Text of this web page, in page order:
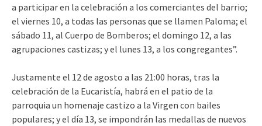
a participar en la celebración a los comerciantes del barrio;
el viernes 10, a todas las personas que se llamen Paloma; el
sábado 11, al Cuerpo de Bomberos; el domingo 12, a las
agrupaciones castizas; y el lunes 13, a los congregantes”.
Justamente el 12 de agosto a las 21:00 horas, tras la
celebración de la Eucaristía, habrá en el patio de la
parroquia un homenaje castizo a la Virgen con bailes
populares; y el día 13, se impondrán las medallas de nuevos